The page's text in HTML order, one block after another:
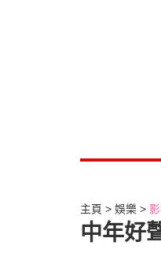
主頁 娛樂
中年好